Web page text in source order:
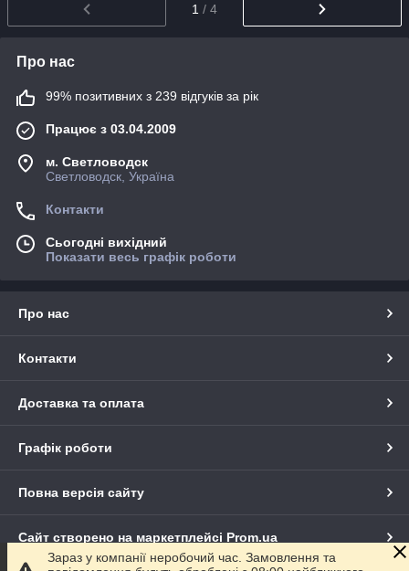
1 / 4
Про нас
99% позитивних з 239 відгуків за рік
Працює з 03.04.2009
м. Светловодск
Светловодск, Україна
Контакти
Сьогодні вихідний
Показати весь графік роботи
Про нас
Контакти
Доставка та оплата
Графік роботи
Повна версія сайту
Сайт створено на маркетплейсі Prom.ua
Зараз у компанії неробочий час. Замовлення та